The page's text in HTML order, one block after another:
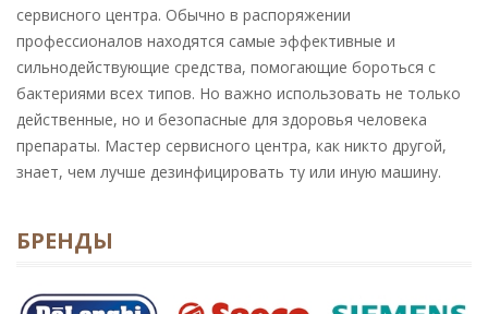
сервисного центра. Обычно в распоряжении
профессионалов находятся самые эффективные и
сильнодействующие средства, помогающие бороться с
бактериями всех типов. Но важно использовать не только
действенные, но и безопасные для здоровья человека
препараты. Мастер сервисного центра, как никто другой,
знает, чем лучше дезинфицировать ту или иную машину.
БРЕНДЫ